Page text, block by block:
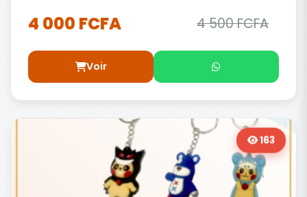
4 000 FCFA 4 500 FCFA
Voir
163